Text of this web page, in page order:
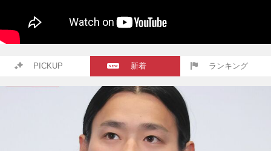
PICKUP 新着 ランキング